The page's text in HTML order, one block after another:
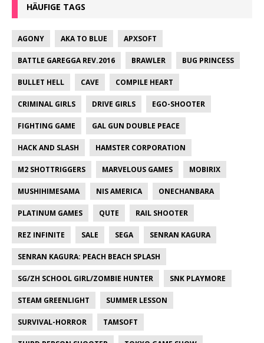
HÄUFIGE TAGS
AGONY AKA TO BLUE APXSOFT
BATTLE GAREGGA REV.2016 BRAWLER BUG PRINCESS
BULLET HELL CAVE COMPILE HEART
CRIMINAL GIRLS DRIVE GIRLS EGO-SHOOTER
FIGHTING GAME GAL GUN DOUBLE PEACE
HACK AND SLASH HAMSTER CORPORATION
M2 SHOTTRIGGERS MARVELOUS GAMES MOBIRIX
MUSHIHIMESAMA NIS AMERICA ONECHANBARA
PLATINUM GAMES QUTE RAIL SHOOTER
REZ INFINITE SALE SEGA SENRAN KAGURA
SENRAN KAGURA: PEACH BEACH SPLASH
SG/ZH SCHOOL GIRL/ZOMBIE HUNTER SNK PLAYMORE
STEAM GREENLIGHT SUMMER LESSON
SURVIVAL-HORROR TAMSOFT